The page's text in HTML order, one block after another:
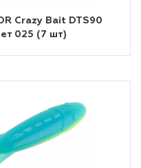
Crazy Bait DTS90
025 (7 шт)